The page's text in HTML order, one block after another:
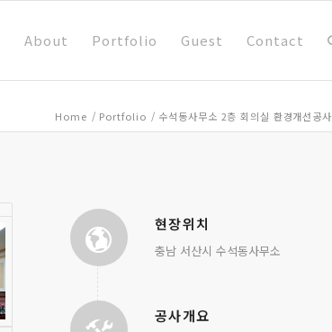
About Portfolio Guest Contact
Home / Portfolio / 수석동사무소 2층 회의실 환경개선공사
현장위치
충남 서산시 수석동사무소
공사개요